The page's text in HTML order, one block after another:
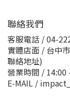
聯絡我們
客服電話 / 04-
實體店面 / 台中
聯絡地址)
營業時間 / 14:00
E-MAIL /